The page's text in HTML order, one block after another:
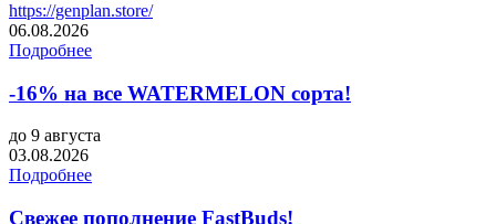
https://genplan.store/
06.08.2026
Подробнее
-16% на все WATERMELON сорта!
до 9 августа
03.08.2026
Подробнее
Свежее пополнение FastBuds!